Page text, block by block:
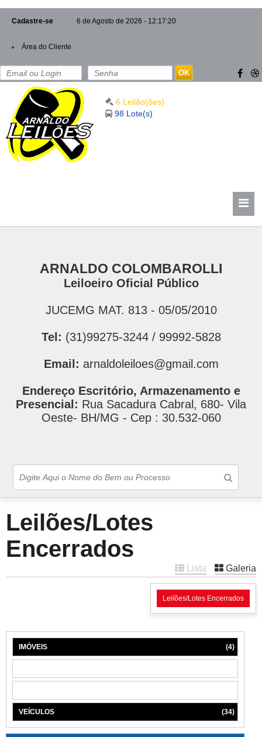
Cadastre-se 6 de Agosto de 2026 - 12:17:21
Área do Cliente
OK
6 Leilão(ões)
98 Lote(s)
ARNALDO COLOMBAROLLI
Leiloeiro Oficial Público
JUCEMG MAT. 813 - 05/05/2010
Tel: (31)99275-3244 / 99992-5828
Email: arnaldoleiloes@gmail.com
Endereço Escritório, Armazenamento e
Presencial: Rua Sacadura Cabral, 680- Vila
Oeste- BH/MG - Cep : 30.532-060
Leilões/Lotes
Encerrados
Lista Galeria
Leilões/Lotes Encerrados
IMÓVEIS (4)
VEÍCULOS (34)